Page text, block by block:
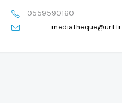
0559590160
mediatheque@urt.fr